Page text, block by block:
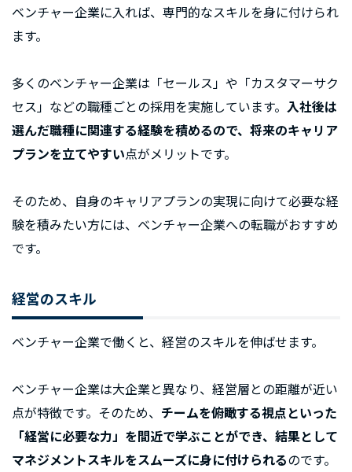
ベンチャー企業に入れば、専門的なスキルを身に付けられ
ます。
多くのベンチャー企業は「セールス」や「カスタマーサク
セス」などの職種ごとの採用を実施しています。 入社後は
選んだ職種に関連する経験を積めるので、将来のキャリア
プランを立てやすい点がメリットです。
そのため、自身のキャリアプランの実現に向けて必要な経
験を積みたい方には、ベンチャー企業への転職がおすすめ
です。
経営のスキル
ベンチャー企業で働くと、経営のスキルを伸ばせます。
ベンチャー企業は大企業と異なり、経営層との距離が近い
点が特徴です。そのため、 チームを俯瞰する視点といった
「経営に必要な力」を間近で学ぶことができ、結果として
マネジメントスキルをスムーズに身に付けられるのです。